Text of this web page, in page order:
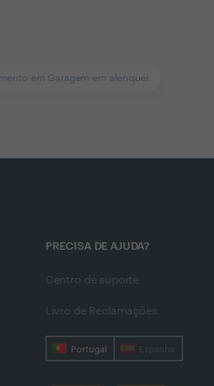
em Garagem em alenquer
PRECISA DE AJUDA?
Centro de suporte
Livro de Reclamações
Portugal Espanha